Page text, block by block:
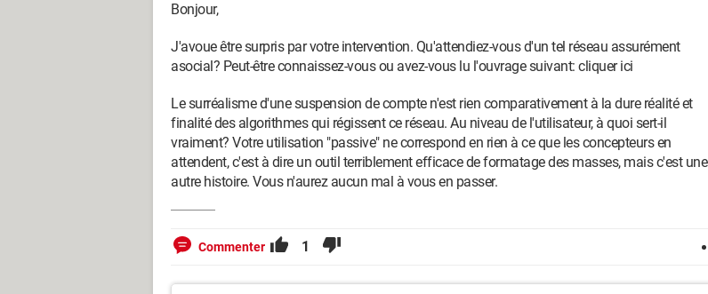
Bonjour,
J'avoue être surpris par votre intervention. Qu'attendiez-vous d'un tel réseau assurément
asocial? Peut-être connaissez-vous ou avez-vous lu l'ouvrage suivant: cliquer ici
Le surréalisme d'une suspension de compte n'est rien comparativement à la dure réalité et
finalité des algorithmes qui régissent ce réseau. Au niveau de l'utilisateur, à quoi sert-il
vraiment? Votre utilisation "passive" ne correspond en rien à ce que les concepteurs en
attendent, c'est à dire un outil terriblement efficace de formatage des masses, mais c'est une
autre histoire. Vous n'aurez aucun mal à vous en passer.
Commenter 1